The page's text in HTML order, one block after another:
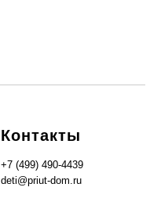
Контакты
+7 (499) 490-4439
deti@priut-dom.ru